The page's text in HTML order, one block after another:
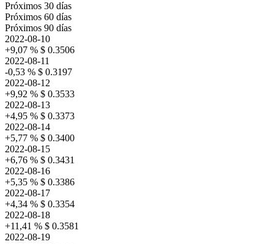
Próximos 30 días
Próximos 60 días
Próximos 90 días
2022-08-10
+9,07 % $ 0.3506
2022-08-11
-0,53 % $ 0.3197
2022-08-12
+9,92 % $ 0.3533
2022-08-13
+4,95 % $ 0.3373
2022-08-14
+5,77 % $ 0.3400
2022-08-15
+6,76 % $ 0.3431
2022-08-16
+5,35 % $ 0.3386
2022-08-17
+4,34 % $ 0.3354
2022-08-18
+11,41 % $ 0.3581
2022-08-19